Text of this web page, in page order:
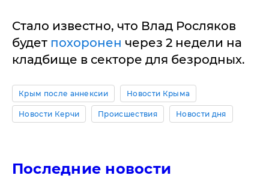
Стало известно, что Влад Росляков
будет похоронен через 2 недели на
кладбище в секторе для безродных.
Крым после аннексии Новости Крыма
Новости Керчи Происшествия Новости дня
Последние новости